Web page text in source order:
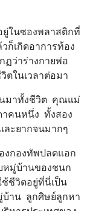
ยู่ในซองพลาสติกที่
ก็เกิดอาการท้อง
ฏว่าร่างกายพ่อ
ตในเวลาต่อมา
มาทั้งชีวิต  คุณแม่
คนหนึ่ง  ทั้งสอง
ะยากจนมากๆ
งกองทัพปลดแอก
หมู่บ้านของชนก
ช้ชีวิตอยู่ที่นี่เป็น
บ้าน  ลูกศิษย์ลูกหา